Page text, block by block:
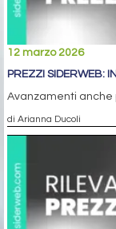
12 marzo 2026
PREZZI SIDERWEB:
Avanzamenti anche
di Arianna Ducoli